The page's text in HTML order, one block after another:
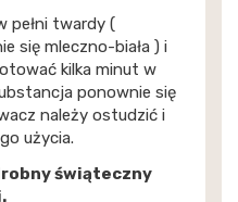
pełni twardy (
się mleczno-biała ) i
kilka minut w
ponownie się
należy ostudzić i
użycia.
świąteczny